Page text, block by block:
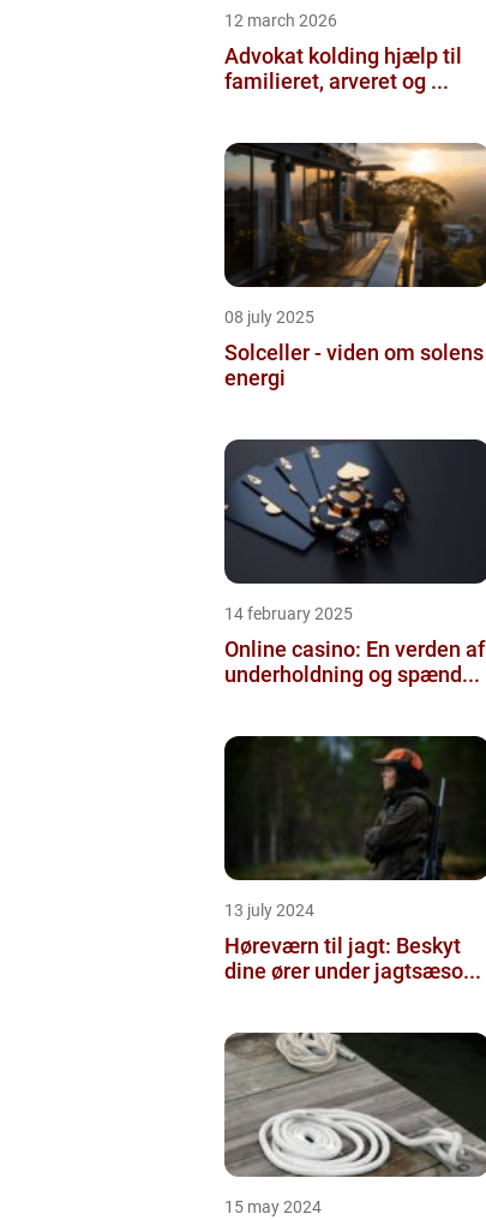
12 march 2026
Advokat kolding hjælp til
familieret, arveret og ...
08 july 2025
Solceller - viden om solens
energi
14 february 2025
Online casino: En verden af
underholdning og spænd...
13 july 2024
Høreværn til jagt: Beskyt
dine ører under jagtsæso...
15 may 2024